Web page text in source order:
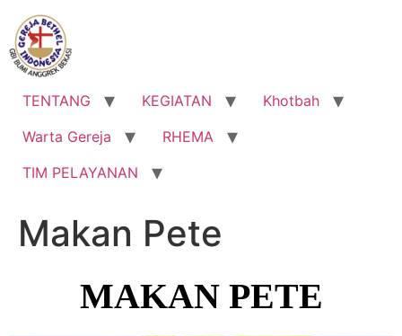
Lewati
konten
TENTANG KEGIATAN
Khotbah
Warta Gereja
RHEMA
TIM PELAYANAN
Makan Pete
MAKAN PETE